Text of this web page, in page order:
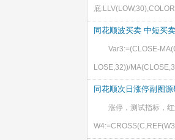
底
同花顺波买卖 中短买
Var3:=(CLOSE-
LOSE,32))/
同花顺次日涨停副图源
涨停，测试指标，